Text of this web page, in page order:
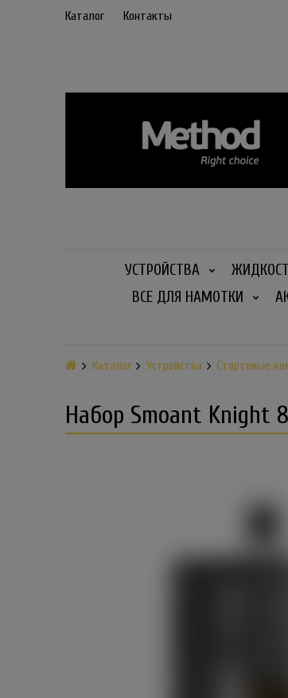
Каталог Контакты
УСТРОЙСТВА
ВСЕ ДЛЯ НАМОТКИ
Каталог Устройства Стартовые
Набор Smoant Knight